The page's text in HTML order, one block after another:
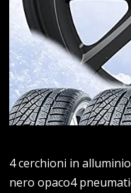
4 cerchioni in
nero opaco4